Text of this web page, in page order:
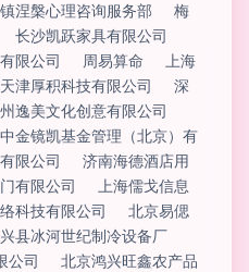
涅槃心理咨询服务部
梅
长沙凯跃家具有限公司
限公司 周易算命
上海
天津厚积科技有限公司
深
逸美文化创意有限公司
中金镜凯基金管理（北京）有
限公司
济南海德酒店用
有限公司
上海儒戈信息
科技有限公司
北京易偲
县冰河世纪制冷设备厂
公司
北京鸿兴旺鑫农产品